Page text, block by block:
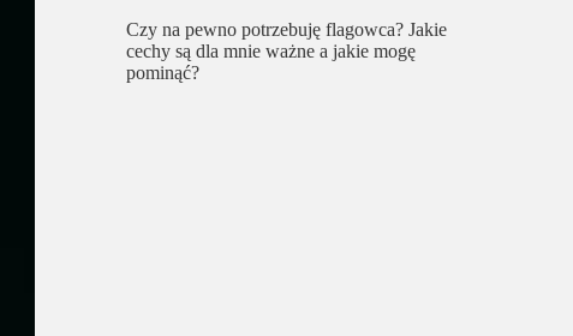
Czy na pewno potrzebuję flagowca? Jakie
cechy są dla mnie ważne a jakie mogę
pominąć?